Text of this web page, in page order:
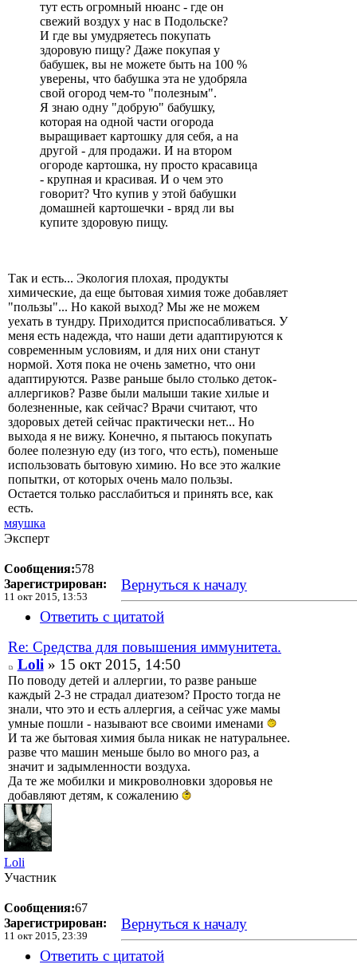
тут есть огромный нюанс - где он
свежий воздух у нас в Подольске?
И где вы умудряетесь покупать
здоровую пищу? Даже покупая у
бабушек, вы не можете быть на 100 %
уверены, что бабушка эта не удобряла
свой огород чем-то "полезным".
Я знаю одну "добрую" бабушку,
которая на одной части огорода
выращивает картошку для себя, а на
другой - для продажи. И на втором
огороде картошка, ну просто красавица
- крупная и красивая. И о чем это
говорит? Что купив у этой бабушки
домашней картошечки - вряд ли вы
купите здоровую пищу.
Так и есть... Экология плохая, продукты
химические, да еще бытовая химия тоже добавляет
"пользы"... Но какой выход? Мы же не можем
уехать в тундру. Приходится приспосабливаться. У
меня есть надежда, что наши дети адаптируются к
современным условиям, и для них они станут
нормой. Хотя пока не очень заметно, что они
адаптируются. Разве раньше было столько деток-
аллергиков? Разве были малыши такие хилые и
болезненные, как сейчас? Врачи считают, что
здоровых детей сейчас практически нет... Но
выхода я не вижу. Конечно, я пытаюсь покупать
более полезную еду (из того, что есть), поменьше
использовать бытовую химию. Но все это жалкие
попытки, от которых очень мало пользы.
Остается только расслабиться и принять все, как
есть.
мяушка
Эксперт
Сообщения:578
Зарегистрирован:
11 окт 2015, 13:53
Вернуться к началу
Ответить с цитатой
Re: Средства для повышения иммунитета.
Loli » 15 окт 2015, 14:50
По поводу детей и аллергии, то разве раньше
каждый 2-3 не страдал диатезом? Просто тогда не
знали, что это и есть аллергия, а сейчас уже мамы
умные пошли - называют все своими именами
И та же бытовая химия была никак не натуральнее.
разве что машин меньше было во много раз, а
значит и задымленности воздуха.
Да те же мобилки и микроволновки здоровья не
добавляют детям, к сожалению
Loli
Участник
Сообщения:67
Зарегистрирован:
11 окт 2015, 23:39
Вернуться к началу
Ответить с цитатой